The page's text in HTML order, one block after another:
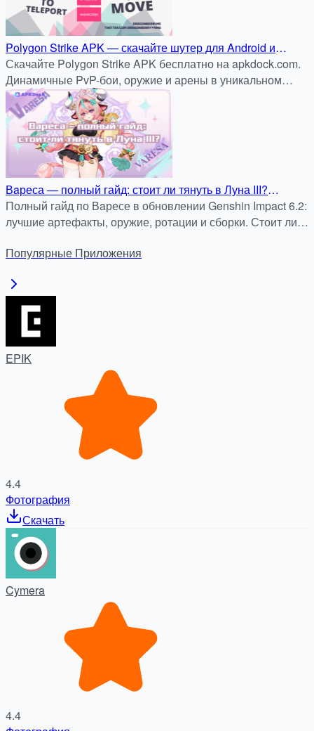
Polygon Strike APK — скачайте шутер для Android и
вступайте в динамичные бои через APKDock
Скачайте Polygon Strike APK бесплатно на apkdock.com.
Динамичные PvP-бои, оружие и арены в уникальном
низкополигональном стиле. Быстро и безопасно!
Вaреса — полный гайд: стоит ли тянуть в Луна III?
Оружие, артефакты, ротация и реальные сборки
Полный гайд по Вaресе в обновлении Genshin Impact 6.2:
лучшие артефакты, оружие, ротации и сборки. Стоит ли
Популярные Приложения
EPIK
4.4
Фотография
Скачать
Cymera
4.4